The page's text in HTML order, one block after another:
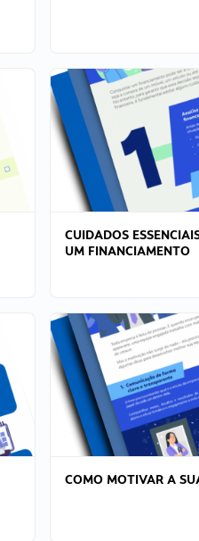
CUIDADOS
UM FINANCIAMENTO
COMO MOTIVAR A